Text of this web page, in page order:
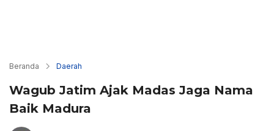
Beranda Daerah
Wagub Jatim Ajak Madas Jaga Nama
Baik Madura